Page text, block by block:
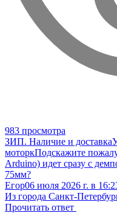
983 просмотра
ЗИП. Наличие и доставка
моторкПодскажите
Arduino) идет сразу с
75мм?
Егор06 июля 2026 г. в
Из города Санкт-
Прочитать ответ